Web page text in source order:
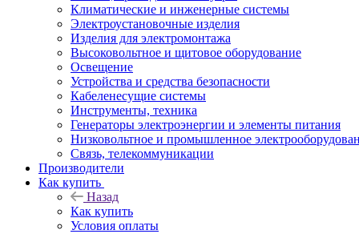
Климатические и инженерные системы
Электроустановочные изделия
Изделия для электромонтажа
Высоковольтное и щитовое оборудование
Освещение
Устройства и средства безопасности
Кабеленесущие системы
Инструменты, техника
Генераторы электроэнергии и элементы питания
Низковольтное и промышленное
Связь, телекоммуникации
Производители
Как купить
Назад
Как купить
Условия оплаты